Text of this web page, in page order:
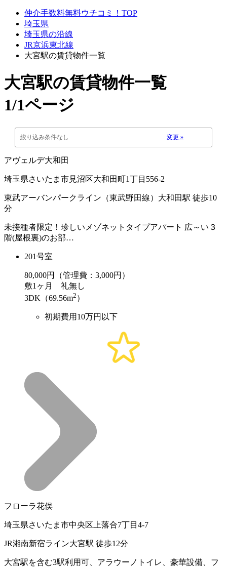
仲介手数料無料ウチコミ！TOP
埼玉県
埼玉県の沿線
JR京浜東北線
大宮駅の賃貸物件一覧
大宮駅の賃貸物件一覧
1/1ページ
絞り込み条件なし 変更 »
アヴェルデ大和田
埼玉県さいたま市見沼区大和田町1丁目556-2
東武アーバンパークライン（東武野田線）大和田駅 徒歩10
分
未接種者限定！珍しいメゾネットタイプアパート 広～い３
階(屋根裏)のお部…
201号室
80,000円（管理費：3,000円）
敷1ヶ月 礼無し
3DK（69.56m2 ）
初期費用10万円以下
フローラ花俣
埼玉県さいたま市中央区上落合7丁目4-7
JR湘南新宿ライン大宮駅 徒歩12分
大宮駅を含む3駅利用可、アラウーノトイレ、豪華設備、フ